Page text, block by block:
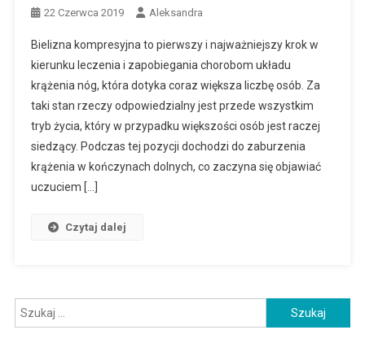
22 Czerwca 2019 Aleksandra
Bielizna kompresyjna to pierwszy i najważniejszy krok w
kierunku leczenia i zapobiegania chorobom układu
krążenia nóg, która dotyka coraz większa liczbę osób. Za
taki stan rzeczy odpowiedzialny jest przede wszystkim
tryb życia, który w przypadku większości osób jest raczej
siedzący. Podczas tej pozycji dochodzi do zaburzenia
krążenia w kończynach dolnych, co zaczyna się objawiać
uczuciem […]
Czytaj dalej
Szukaj: